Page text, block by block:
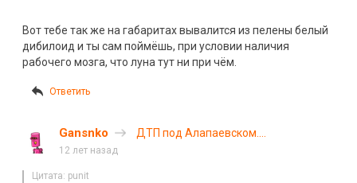
Вот тебе так же на габаритах вывалится из пелены белый
дибилоид и ты сам поймёшь, при условии наличия
рабочего мозга, что луна тут ни при чём.
Ответить
Gansnko
ДТП под Алапаевском.
12 лет назад
Цитата: punit